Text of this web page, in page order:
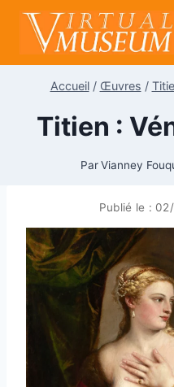
Aller
contenu
Accueil / Œuvres /
Titien :
Par Vianney
Publié le :